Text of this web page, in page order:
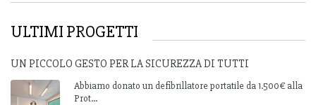
ULTIMI PROGETTI
UN PICCOLO GESTO PER LA SICUREZZA DI TUTTI
Abbiamo donato un defibrillatore portatile da 1.500€ alla
Prot...